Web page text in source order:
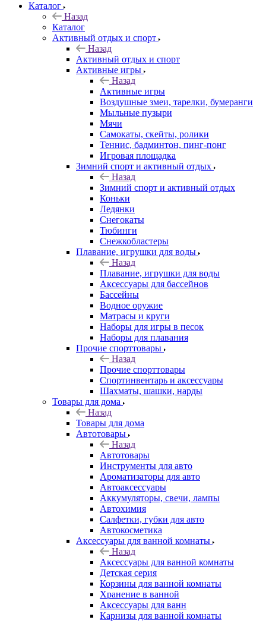
Каталог
Назад
Каталог
Активный отдых и спорт
Назад
Активный отдых и спорт
Активные игры
Назад
Активные игры
Воздушные змеи, тарелки, бумеранги
Мыльные пузыри
Мячи
Самокаты, скейты, ролики
Теннис, бадминтон, пинг-понг
Игровая площадка
Зимний спорт и активный отдых
Назад
Зимний спорт и активный отдых
Коньки
Ледянки
Снегокаты
Тюбинги
Снежкобластеры
Плавание, игрушки для воды
Назад
Плавание, игрушки для воды
Аксессуары для бассейнов
Бассейны
Водное оружие
Матрасы и круги
Наборы для игры в песок
Наборы для плавания
Прочие спорттовары
Назад
Прочие спорттовары
Спортинвентарь и аксессуары
Шахматы, шашки, нарды
Товары для дома
Назад
Товары для дома
Автотовары
Назад
Автотовары
Инструменты для авто
Ароматизаторы для авто
Автоаксессуары
Аккумуляторы, свечи, лампы
Автохимия
Салфетки, губки для авто
Автокосметика
Аксессуары для ванной комнаты
Назад
Аксессуары для ванной комнаты
Детская серия
Корзины для ванной комнаты
Хранение в ванной
Аксессуары для ванн
Карнизы для ванной комнаты